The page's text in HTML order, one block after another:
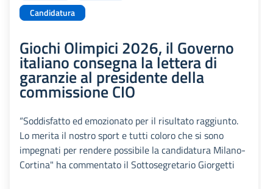
Candidatura
Giochi Olimpici 2026, il Governo
italiano consegna la lettera di
garanzie al presidente della
commissione CIO
“Soddisfatto ed emozionato per il risultato raggiunto.
Lo merita il nostro sport e tutti coloro che si sono
impegnati per rendere possibile la candidatura Milano-
Cortina" ha commentato il Sottosegretario Giorgetti